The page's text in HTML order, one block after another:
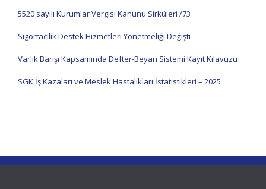
5520 sayılı Kurumlar Vergisi Kanunu Sirküleri /73
Sigortacılık Destek Hizmetleri Yönetmeliği Değişti
Varlık Barışı Kapsamında Defter-Beyan Sistemi Kayıt Kılavuzu
SGK İş Kazaları ve Meslek Hastalıkları İstatistikleri – 2025